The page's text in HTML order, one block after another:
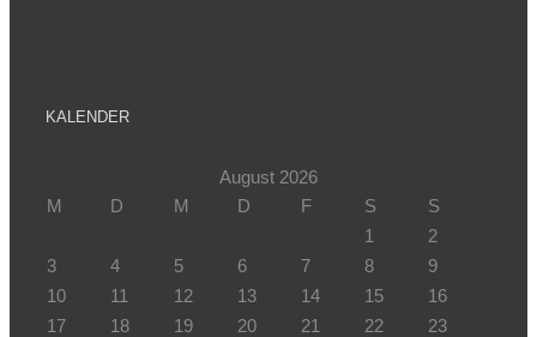
KALENDER
August 2026
M
D M D F S
S
1
2
3
4 5 6 7 8
9
10
11 12 13 14 15
16
17
18 19 20 21 22
23